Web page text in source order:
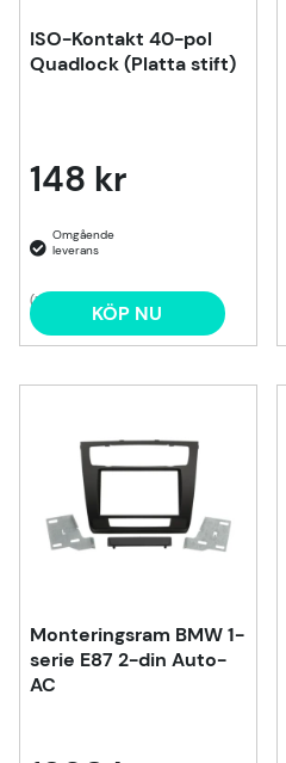
ISO-Kontakt 40-pol
Quadlock (Platta stift)
148 kr
(1) KÖP NU
Monteringsram BMW 1-
serie E87 2-din Auto-
AC